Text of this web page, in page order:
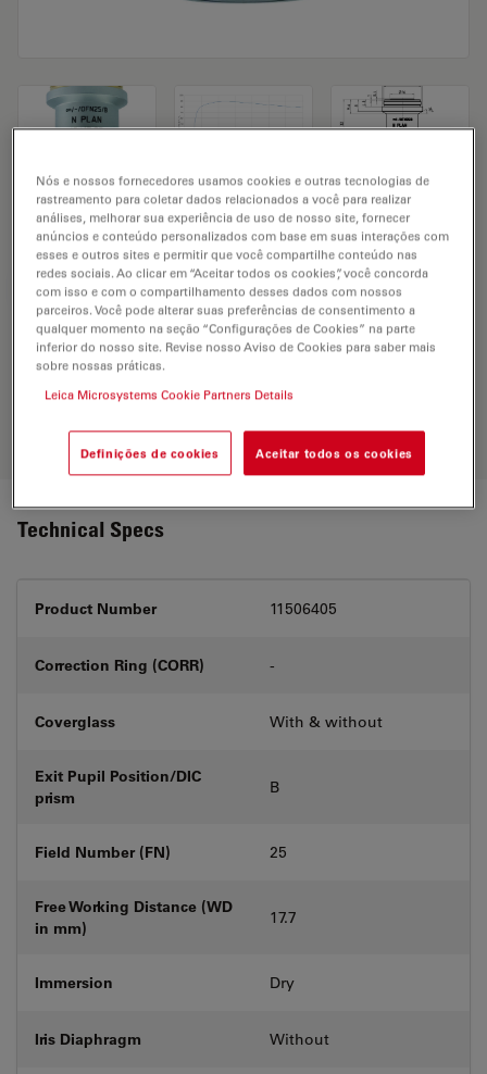
Microscope Objective N PLAN 10x/0,25
SOLICITAÇÃO DE ORÇAMENTO
ourObjective Finder
your needs.
Technical Specs
Product Number 11506405
Correction Ring (CORR) -
Coverglass With & without
Exit Pupil Position/DIC
prism
B
Field Number (FN) 25
Free Working Distance (WD
in mm)
17.7
Immersion Dry
Iris Diaphragm Without
Nós e nossos fornecedores usamos cookies e outras tecnologias de
rastreamento para coletar dados relacionados a você para realizar
análises, melhorar sua experiência de uso de nosso site, fornecer
anúncios e conteúdo personalizados com base em suas interações com
esses e outros sites e permitir que você compartilhe conteúdo nas
redes sociais. Ao clicar em “Aceitar todos os cookies”, você concorda
com isso e com o compartilhamento desses dados com nossos
parceiros. Você pode alterar suas preferências de consentimento a
qualquer momento na seção “Configurações de Cookies” na parte
inferior do nosso site. Revise nosso Aviso de Cookies para saber mais
sobre nossas práticas.
Leica Microsystems Cookie Partners Details
Definições de cookies Aceitar todos os cookies